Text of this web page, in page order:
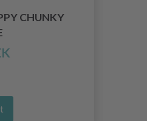
CHUNKY